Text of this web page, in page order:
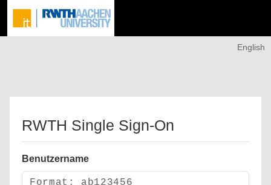
English
RWTH Single Sign-On
Benutzername